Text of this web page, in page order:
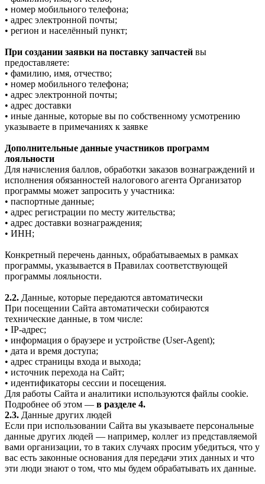
• номер мобильного телефона;
• адрес электронной почты;
• регион и населённый пункт;
При создании заявки на поставку запчастей вы
предоставляете:
• фамилию, имя, отчество;
• номер мобильного телефона;
• адрес электронной почты;
• адрес доставки
• иные данные, которые вы по собственному усмотрению
указываете в примечаниях к заявке
Дополнительные данные участников программ
лояльности
Для начисления баллов, обработки заказов вознаграждений и
исполнения обязанностей налогового агента Организатор
программы может запросить у участника:
• паспортные данные;
• адрес регистрации по месту жительства;
• адрес доставки вознаграждения;
• ИНН;
Конкретный перечень данных, обрабатываемых в рамках
программы, указывается в Правилах соответствующей
программы лояльности.
2.2. Данные, которые передаются автоматически
При посещении Сайта автоматически собираются
технические данные, в том числе:
• IP-адрес;
• информация о браузере и устройстве (User-Agent);
• дата и время доступа;
• адрес страницы входа и выхода;
• источник перехода на Сайт;
• идентификаторы сессии и посещения.
Для работы Сайта и аналитики используются файлы cookie.
Подробнее об этом — в разделе 4.
2.3. Данные других людей
Если при использовании Сайта вы указываете персональные
данные других людей — например, коллег из представляемой
вами организации, то в таких случаях просим убедиться, что у
вас есть законные основания для передачи этих данных и что
эти люди знают о том, что мы будем обрабатывать их данные.